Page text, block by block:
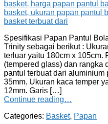
Spesifikasi Papan Pantul
Trinity sebagai berikut :
terluar yaitu 180cm x 105cm.
(tempered glass) dan rangka
pantul terbuat dari aluminium
35mm. Ukuran kaca temper
12mm. Garis […]
Continue reading…
Categories: Basket, Papan